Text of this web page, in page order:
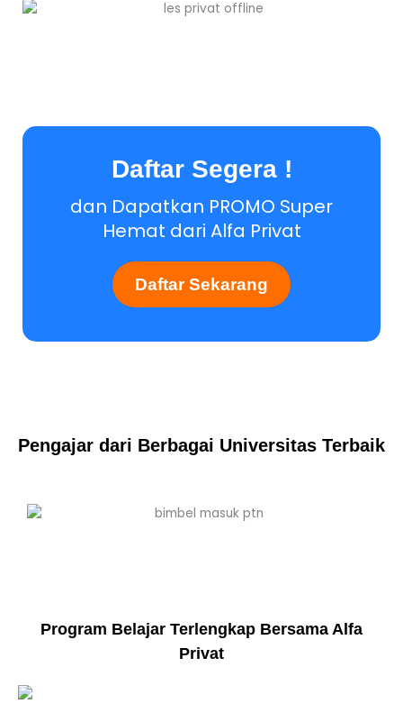
Daftar Segera !
dan Dapatkan PROMO Super
Hemat dari Alfa Privat
Daftar Sekarang
Pengajar dari Berbagai Universitas Terbaik
Program Belajar Terlengkap Bersama Alfa
Privat